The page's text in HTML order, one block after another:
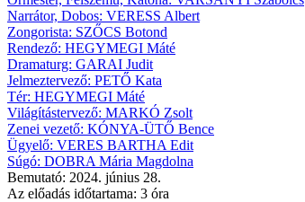
Narrátor, Dobos: VERESS Albert
Zongorista: SZŐCS Botond
Rendező: HEGYMEGI Máté
Dramaturg: GARAI Judit
Jelmeztervező: PETŐ Kata
Tér: HEGYMEGI Máté
Világítástervező: MARKÓ Zsolt
Zenei vezető: KÓNYA-ÜTŐ Bence
Ügyelő: VERES BARTHA Edit
Súgó: DOBRA Mária Magdolna
Bemutató: 2024. június 28.
Az előadás időtartama: 3 óra